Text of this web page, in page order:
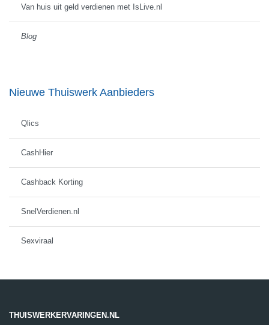
Van huis uit geld verdienen met IsLive.nl
Blog
Nieuwe Thuiswerk Aanbieders
Qlics
CashHier
Cashback Korting
SnelVerdienen.nl
Sexviraal
THUISWERKERVARINGEN.NL